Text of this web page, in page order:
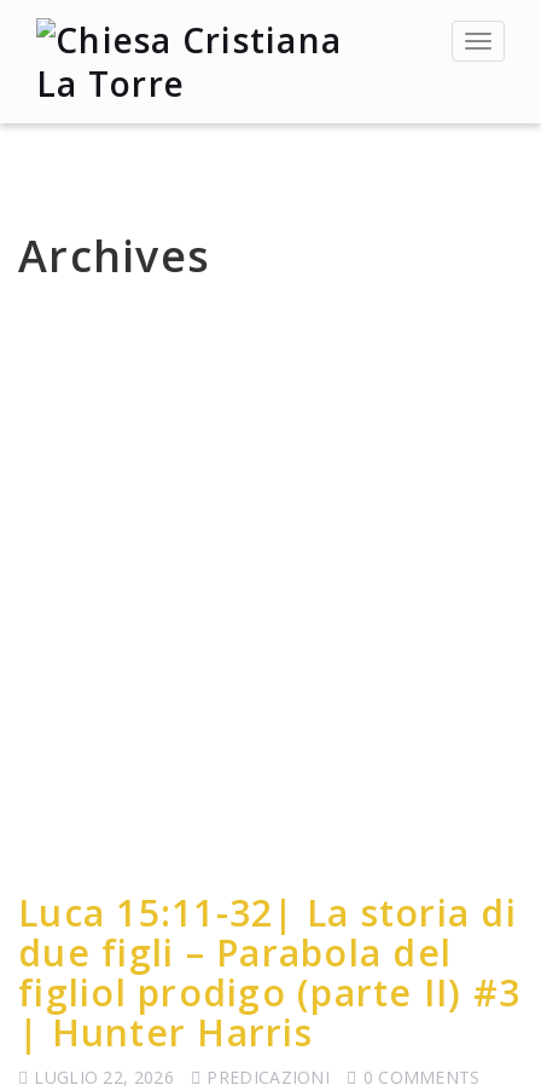
Toggle
Archives
Luca 15:11-32| La storia di
due figli – Parabola del
figliol prodigo (parte II) #3
| Hunter Harris
LUGLIO 22, 2026 PREDICAZIONI
0 COMMENTS